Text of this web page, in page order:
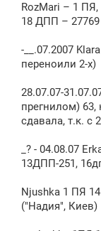
RozMari – 1
18 ДПП –
-__.07.2007
переноили 2-х)
28.07.07-
прегнилом) 63,
сдавала, т.к. с
_? - 04.08.07
13ДПП-251,
Njushka 1 ПЯ
("Надия", Киев)